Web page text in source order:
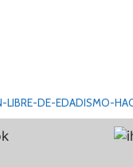
DE-EDADISMO-